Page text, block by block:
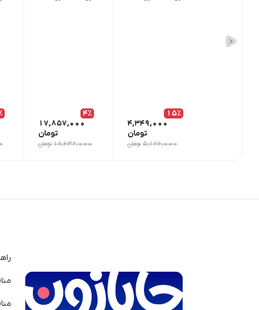
15٪
4,349,000
تومان
5,126,000 تومان
4٪
17,857,000
تومان
18,632,000 تومان